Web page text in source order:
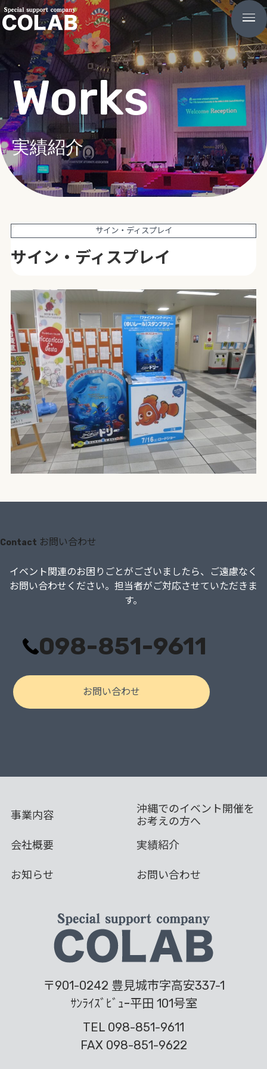
Works
実績紹介
サイン・ディスプレイ
サイン・ディスプレイ
Contact お問い合わせ
イベント関連のお困りごとがございましたら、
ご遠慮なく
お問い合わせください。担当者がご対応させていただきま
す。
098-851-9611
お問い合わせ
事業内容
沖縄でのイベント開催を
お考えの方へ
会社概要
実績紹介
お知らせ お問い合わせ
〒901-0242 豊見城市字高安337-1
ｻﾝﾗｲｽﾞﾋﾞｭｰ平田 101号室
TEL 098-851-9611
FAX 098-851-9622